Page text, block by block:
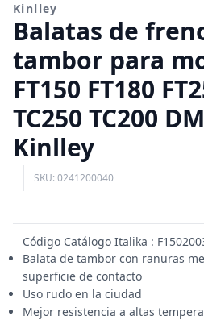
Kinlley
Balatas de
tambor para
FT150 FT180
TC250 TC200
Kinlley
SKU: 0241200040
Código Catálogo Italika :
Balata de tambor con ranuras
superficie de contacto
Uso rudo en la ciudad
Mejor resistencia a altas